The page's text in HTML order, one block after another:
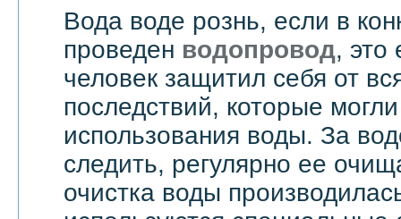
Вода воде рознь, если в
проведен водопровод, это
человек защитил себя от
последствий, которые
использования воды. За
следить, регулярно ее
очистка воды